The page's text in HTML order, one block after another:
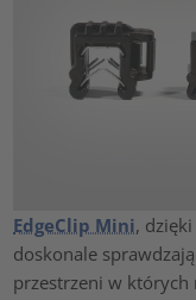
EdgeClip Mini,
doskonale
przestrzeni w których